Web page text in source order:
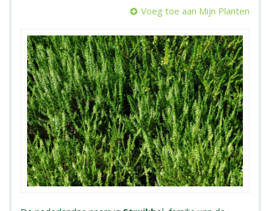
Voeg toe aan Mijn Planten